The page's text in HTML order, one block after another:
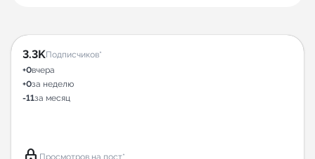
3.3KПодписчиков*
+0вчера
+0за неделю
-11за месяц
Просмотров на пост*